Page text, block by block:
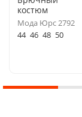
костюм
Мода Юрс 2792
44 46 48 50